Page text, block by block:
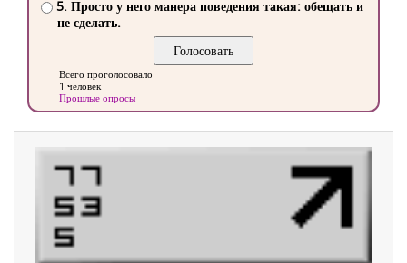
5. Просто у него манера поведения такая: обещать и
не сделать.
Всего проголосовало
1 человек
Прошлые опросы